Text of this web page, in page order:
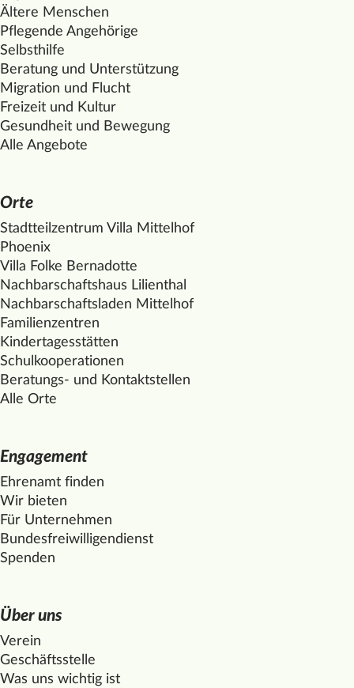
Ältere Menschen
Pflegende Angehörige
Selbsthilfe
Beratung und Unterstützung
Migration und Flucht
Freizeit und Kultur
Gesundheit und Bewegung
Alle Angebote
Orte
Stadtteilzentrum Villa Mittelhof
Phoenix
Villa Folke Bernadotte
Nachbarschaftshaus Lilienthal
Nachbarschaftsladen Mittelhof
Familienzentren
Kindertagesstätten
Schulkooperationen
Beratungs- und Kontaktstellen
Alle Orte
Engagement
Ehrenamt finden
Wir bieten
Für Unternehmen
Bundesfreiwilligendienst
Spenden
Über uns
Verein
Geschäftsstelle
Was uns wichtig ist